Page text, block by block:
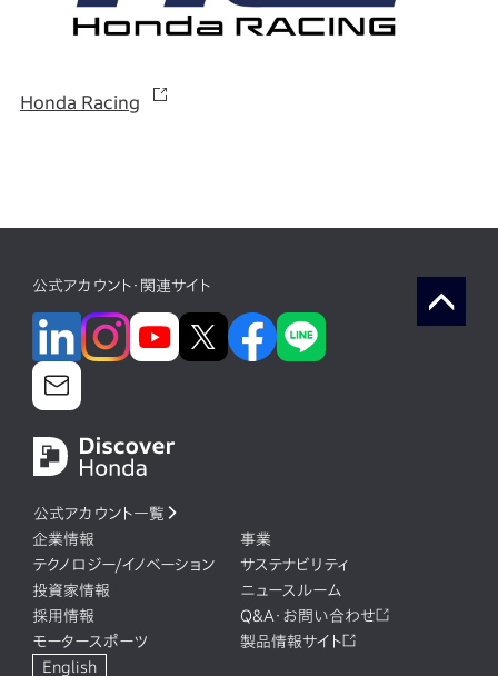
Honda Racing
公式アカウント・関連サイト
公式アカウント一覧
企業情報
事業
テクノロジー/イノベーション
サステナビリティ
投資家情報
ニュースルーム
採用情報
Q&A・お問い合わせ
モータースポーツ
製品情報サイト
English